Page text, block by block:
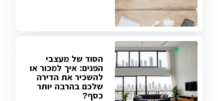
הסוד של מעצבי
הפנים: איך למכור או
להשכיר את הדירה
שלכם בהרבה יותר
כסף?